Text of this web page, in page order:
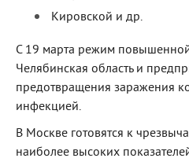
Кировской и др.
С 19 марта режим
Челябинская область и
предотвращения заражения
инфекцией.
В Москве готовятся к
наиболее высоких